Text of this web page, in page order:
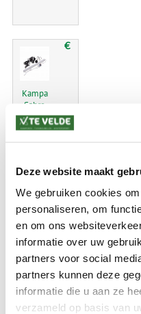
Deze website maakt
We gebruiken cookies
personaliseren, om
en om ons
informatie over uw
partners voor social
partners kunnen deze
informatie die u aan ze
verzameld op basis van
Kampa
Sabre
link
150
€
69.99
Kampa
Sabre
€